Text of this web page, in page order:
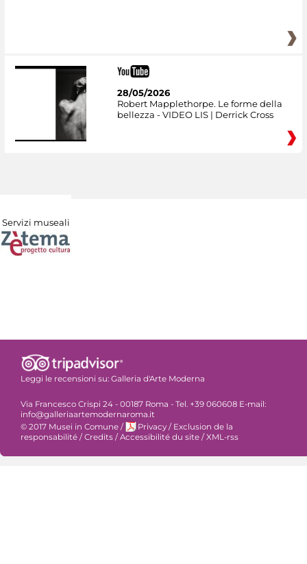
28/05/2026
Robert Mapplethorpe. Le forme della
bellezza - VIDEO LIS | Derrick Cross
Servizi museali
Leggi le recensioni su: Galleria d'Arte Moderna
Via Francesco Crispi 24 - 00187 Roma - Tel. +39 060608 E-mail:
info@galleriaartemodernaroma.it
© 2017 Musei in Comune / Privacy / Exclusion de la
responsabilité /Credits /Accessibilité du site /XML-rss